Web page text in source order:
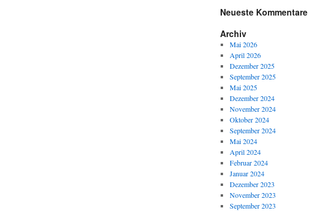
Neueste Kommentare
Archiv
Mai 2026
April 2026
Dezember 2025
September 2025
Mai 2025
Dezember 2024
November 2024
Oktober 2024
September 2024
Mai 2024
April 2024
Februar 2024
Januar 2024
Dezember 2023
November 2023
September 2023